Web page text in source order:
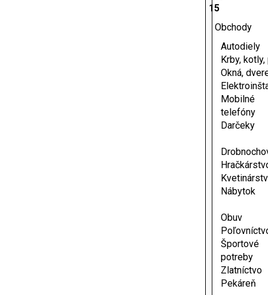
15
Obchody
Autodiely
Krby,
Okná,
Mobilné
telefóny
Darčeky
Nábytok
Obuv
Športové
potreby
Zlatníctvo
Pekáreň